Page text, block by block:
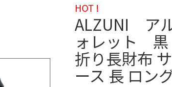
HOT !
ALZUNI ア
ォレット 黒
折り長財布
ース 長 ロン